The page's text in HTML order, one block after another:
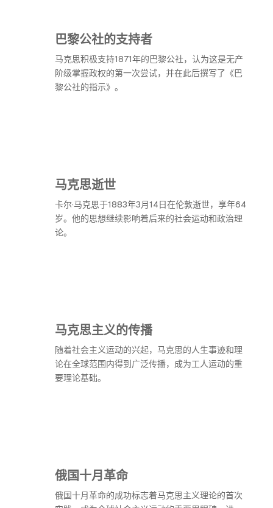
巴黎公社的支持者
马克思积极支持1871年的巴黎公社，认为这是无产
阶级掌握政权的第一次尝试，并在此后撰写了《巴
黎公社的指示》。
马克思逝世
卡尔·马克思于1883年3月14日在伦敦逝世，享年64
岁。他的思想继续影响着后来的社会运动和政治理
论。
马克思主义的传播
随着社会主义运动的兴起，马克思的人生事迹和理
论在全球范围内得到广泛传播，成为工人运动的重
要理论基础。
俄国十月革命
俄国十月革命的成功标志着马克思主义理论的首次